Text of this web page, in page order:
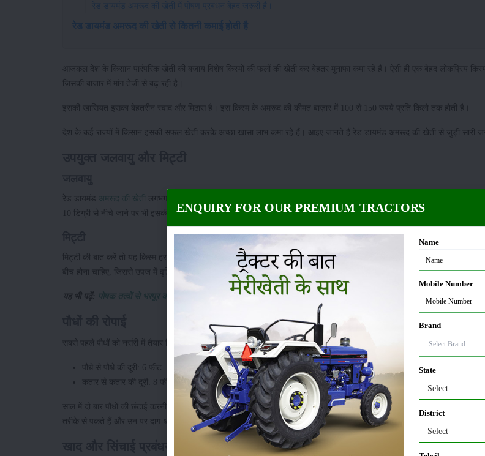
रेड डायमंड अमरूद की खेती में पोषण प्रबंधन बेहद जरूरी है।
रेड डायमंड अमरूद की खेती से कितनी कमाई होती है
आजकल देश के किसान पारंपरिक खेती की बजाय विशेष किस्मों की फलों की खेती कर बेहतर मुनाफा कमा रहे हैं। ऐसी ही एक बेहद लोकप्रिय
जिसकी बाजार में मांग तेजी से बढ़ रही है।
इसकी खासियत इसका बेहतरीन स्वाद और मिठास है। इस किस्म के अमरूद की कीमत बाज़ार में 100 से 150 रुपये प्रति किलो तक होती है।
देश के कई राज्यों में किसान इसकी सफल खेती करके अच्छा खासा लाभ कमा रहे हैं। आइए जानते हैं रेड डायमंड अमरूद की खेती से जुड़ी सारी
रेड डायमंड अमरूद की खेती
लगभग हर प्रकार की जलवायु में की जा सकती है, लेकिन बेहतर उत्पादन के लिए 10°C से 42°C के बीच का
10 डिग्री से नीचे जाने पर भी इसकी उपज पर ज्यादा असर नहीं पड़ता।
मिट्टी की बात करें तो यह किस्म हर तरह की मिट्टी में उगाई जा सकती है, लेकिन काली या बलुई दोमट मिट्टी में इसके सबसे अच्छे परिणाम मिलते
बीच होना चाहिए, जिससे उपज में वृद्धि होती है।
यह भी पढ़ें: पोषक तत्वों से भरपूर काले अमरुद की खेती से जुड़ी जानकारी
सबसे पहले पौधों को नर्सरी में तैयार किया जाता है, उसके बाद इन्हें मुख्य खेत में लगाया जाता है। रोपाई के समय पौधों के बीच पर्याप्त दूरी रखना
पौधे से पौधे की दूरी: 6 फीट
कतार से कतार की दूरी: 8 फीट
साल में दो बार पौधों की छंटाई करनी चाहिए ताकि उनकी बढ़वार बेहतर हो। जब फल चीकू के आकार के हो जाएं, तब उन्हें अखबार या फोम बैग से
तरीके से पकते हैं और उन पर दाग-धब्बे नहीं आते।
ENQUIRY FOR OUR PREMIUM TRACTORS
Name
Mobile Number
Brand
State
Select
District
Select